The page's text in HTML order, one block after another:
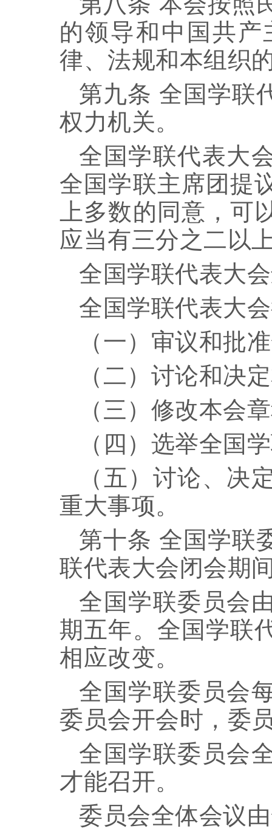
的领导和中国共
律、法规和本组织
第九条 全国学联
权力机关。
全国学联代表大
全国学联主席团提
上多数的同意，
应当有三分之二以
全国学联代表大
全国学联代表大
（一）审议和批
（二）讨论和决
（三）修改本会
（四）选举全国
（五）讨论、决
重大事项。
第十条 全国学联
联代表大会闭会期
全国学联委员会
期五年。全国学联
相应改变。
全国学联委员会
委员会开会时，委
全国学联委员会
才能召开。
委员会全体会议